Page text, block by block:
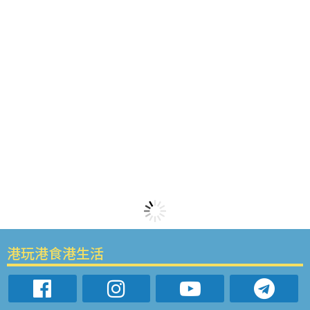
港玩港食港生活